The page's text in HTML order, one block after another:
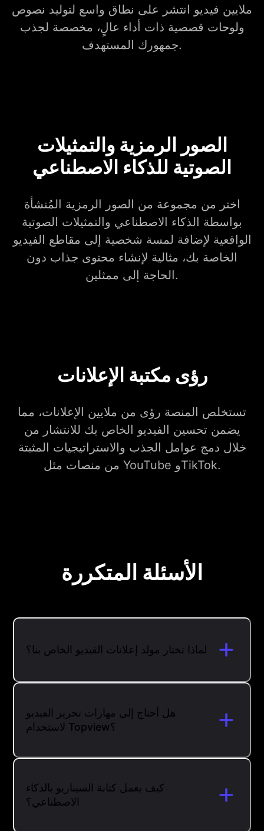
ملايين فيديو انتشر على نطاق واسع لتوليد نصوص
ولوحات قصصية ذات أداء عالٍ، مخصصة لجذب
جمهورك المستهدف.
الصور الرمزية والتمثيلات
الصوتية للذكاء الاصطناعي
اختر من مجموعة من الصور الرمزية المُنشأة
بواسطة الذكاء الاصطناعي والتمثيلات الصوتية
الواقعية لإضافة لمسة شخصية إلى مقاطع الفيديو
الخاصة بك، مثالية لإنشاء محتوى جذاب دون
الحاجة إلى ممثلين.
رؤى مكتبة الإعلانات
تستخلص المنصة رؤى من ملايين الإعلانات، مما
يضمن تحسين الفيديو الخاص بك للانتشار من
خلال دمج عوامل الجذب والاستراتيجيات المثبتة
من منصات مثل YouTube وTikTok.
الأسئلة المتكررة
لماذا تختار مولد إعلانات الفيديو الخاص بنا؟
هل أحتاج إلى مهارات تحرير الفيديو
لاستخدام Topview؟
كيف يعمل كتابة السيناريو بالذكاء
الاصطناعي؟